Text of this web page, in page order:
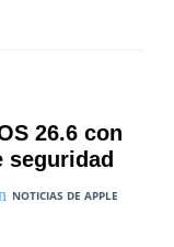
26.6 con
seguridad
NOTICIAS DE APPLE